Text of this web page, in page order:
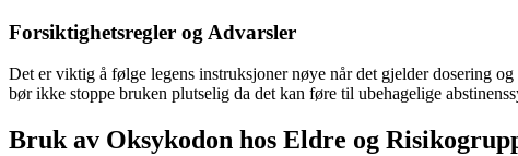
Forsiktighetsregler og Advarsler
Det er viktig å følge legens instruksjoner nøye når det gjelder dosering
bør ikke stoppe bruken plutselig da det kan føre til ubehagelige
Bruk av Oksykodon hos Eldre og